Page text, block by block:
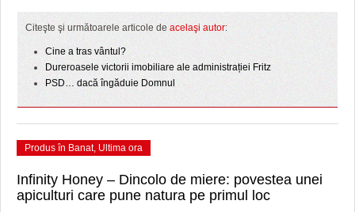
Citeşte şi următoarele articole de acelaşi autor:
Cine a tras vântul?
Dureroasele victorii imobiliare ale administrației Fritz
PSD… dacă îngăduie Domnul
Produs în Banat, Ultima ora
Infinity Honey – Dincolo de miere: povestea unei
apiculturi care pune natura pe primul loc